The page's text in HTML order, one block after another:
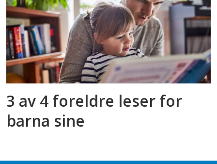
3 av 4 foreldre leser for
barna sine